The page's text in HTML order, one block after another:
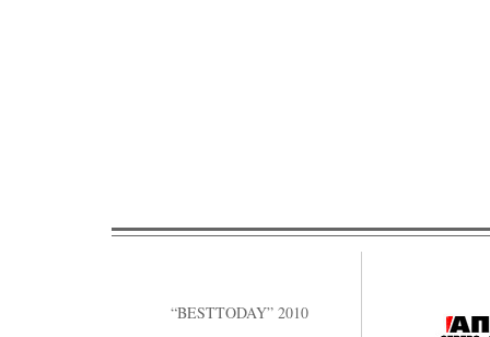
“BESTTODAY” 2010